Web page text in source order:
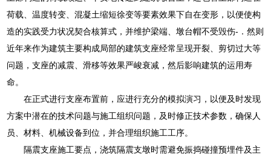
荷载、温度转变、混凝土缩短徐变等要素效果下自在变形，以便使构
造的实践受力状况契合核算式，并维护梁端、墩台帽不受毁伤-．然则
近年来作为建筑主要构成局部的建筑支座经常呈现开裂、剪切过大等
问题，支座的减震、滑移等效果严峻衰减，然后影响建筑的运用寿
命。
在正式进行支座布置前，应进行充分的模拟演习，以便及时发现
方案中潜在的技术问题与施工组织问题，及时修正技术参数，确保人
员、材料、机械设备到位，并合理组织施工工序。
隔震支座施工要点，浇筑隔震支墩时需避免振捣碰撞预埋件及主